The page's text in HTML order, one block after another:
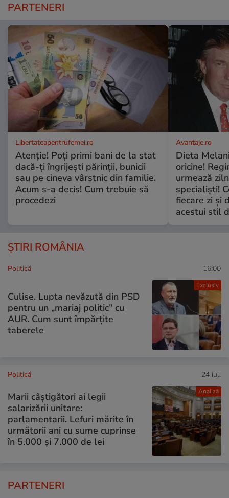
PARTENERI
Libertateapentrufemei.ro
Atenție! Poți primi bani de la stat
dacă-ți îngrijești părinții, bunicii
sau pe cineva vârstnic din familie.
Acum s-a decis! Cum trebuie să
procedezi
Avantaje.ro
Dieta
oricine!
urmează
specialiști!
fiecare zi și
acestui stil
ȘTIRI ROMÂNIA
Exclusiv
Politică 16:00
Culise. Lupta nevăzută din PSD
pentru un „mariaj politic” cu
AUR. Cum sunt împărțite
taberele
Analiză
Politică 24 iul.
Marii câștigători ai legii
salarizării unitare:
parlamentarii. Lefuri mărite în
următorii ani cu sume cuprinse
în 5.000 și 7.000 de lei
PARTENERI